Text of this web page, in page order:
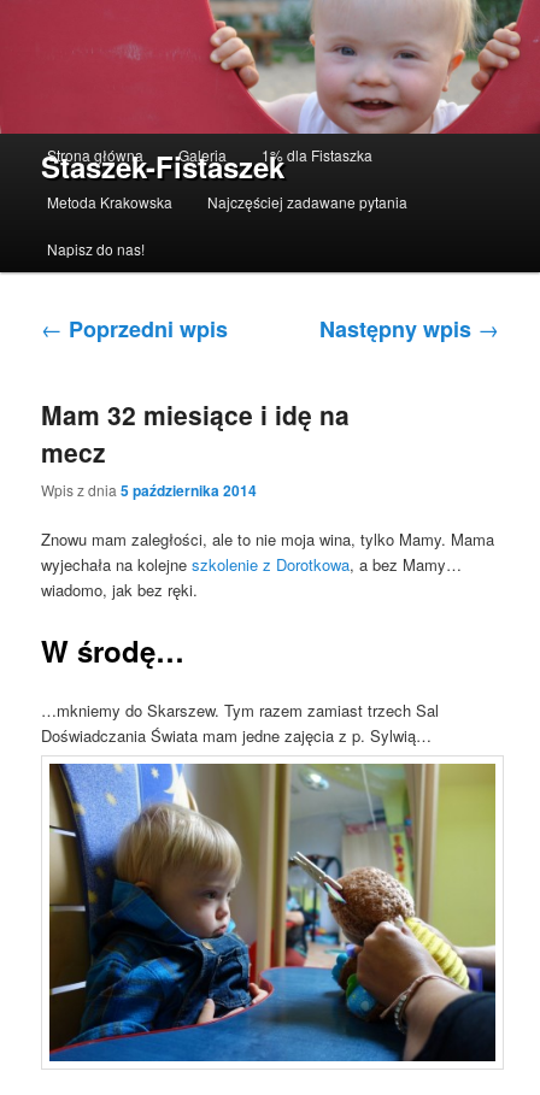
Staszek-Fistaszek
Przeskocz do tekstu
Przeskocz do widgetów
Strona główna Galeria 1% dla Fistaszka
Metoda Krakowska Najczęściej zadawane pytania
Napisz do nas!
Nawigacja po wpisach
← Poprzedni wpis Następny wpis →
Mam 32 miesiące i idę na
mecz
Wpis z dnia5 października 2014
Znowu mam zaległości, ale to nie moja wina, tylko Mamy. Mama
wyjechała na kolejneszkolenie z Dorotkowa, a bez Mamy…
wiadomo, jak bez ręki.
W środę…
…mkniemy do Skarszew. Tym razem zamiast trzech Sal
Doświadczania Świata mam jedne zajęcia z p. Sylwią…